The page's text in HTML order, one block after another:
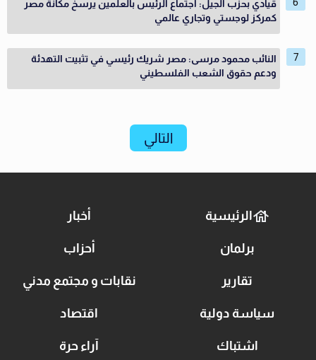
قيادي بحزب الجيل: اجتماع الرئيس بالعلمين يرسخ مكانة مصر
كمركز لوجستي وتجاري عالمي
النائب محمود مرسى: مصر شريك رئيسي في تثبيت التهدئة
ودعم حقوق الشعب الفلسطيني
التالي
الرئيسية أخبار
برلمان أحزاب
تقارير نقابات و مجتمع مدني
سياسة دولية اقتصاد
اشتباك آراء حرة